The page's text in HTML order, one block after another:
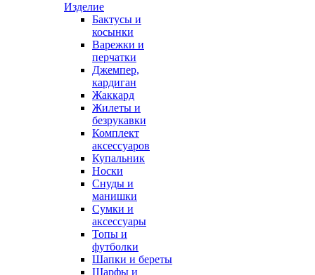
Изделие
Бактусы и
косынки
Варежки и
перчатки
Джемпер,
кардиган
Жаккард
Жилеты и
безрукавки
Комплект
аксессуаров
Купальник
Носки
Снуды и
манишки
Сумки и
аксессуары
Топы и
футболки
Шапки и береты
Шарфы и